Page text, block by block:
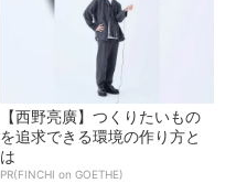
【西野亮廣】つくりたいもの
を追求できる環境の作り方と
は
PR(FINCHI on GOETHE)